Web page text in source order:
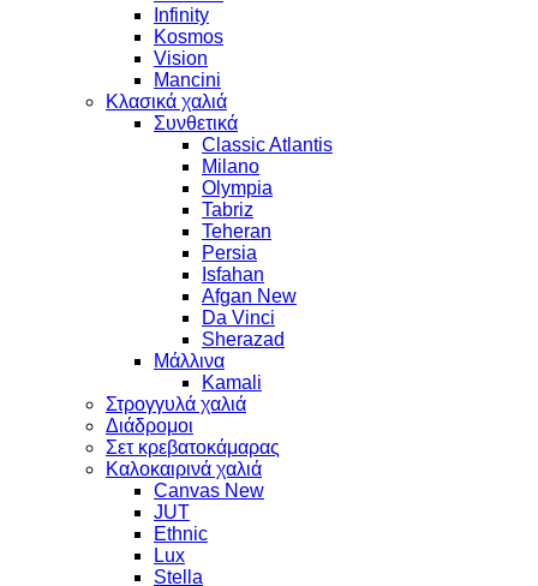
Infinity
Kosmos
Vision
Mancini
Κλασικά χαλιά
Συνθετικά
Classic Atlantis
Milano
Olympia
Tabriz
Teheran
Persia
Isfahan
Afgan New
Da Vinci
Sherazad
Μάλλινα
Kamali
Στρογγυλά χαλιά
Διάδρομοι
Σετ κρεβατοκάμαρας
Καλοκαιρινά χαλιά
Canvas New
JUT
Ethnic
Lux
Stella